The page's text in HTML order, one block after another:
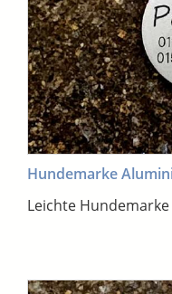
Hundemarke
Leichte